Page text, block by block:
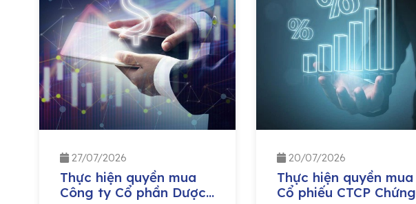
27/07/2026
Thực hiện quyền mua
Công ty Cổ phần Dược
20/07/2026
Thực hiện quyền mua
Cổ phiếu CTCP Chứng